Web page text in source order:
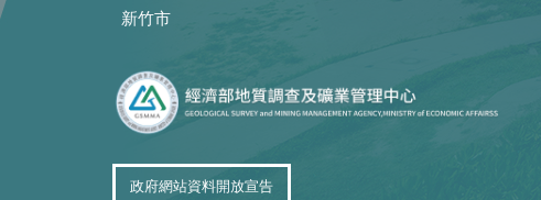
新竹市
政府網站資料開放宣告